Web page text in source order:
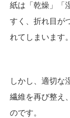
紙は「乾燥」「
すく、折れ目が
れてしまいます。
しかし、適切な
繊維を再び整え
のです。